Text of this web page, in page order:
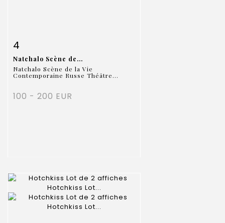
4
Natchalo Scène de...
Natchalo Scène de la Vie
Contemporaine Russe Théâtre...
100 - 200 EUR